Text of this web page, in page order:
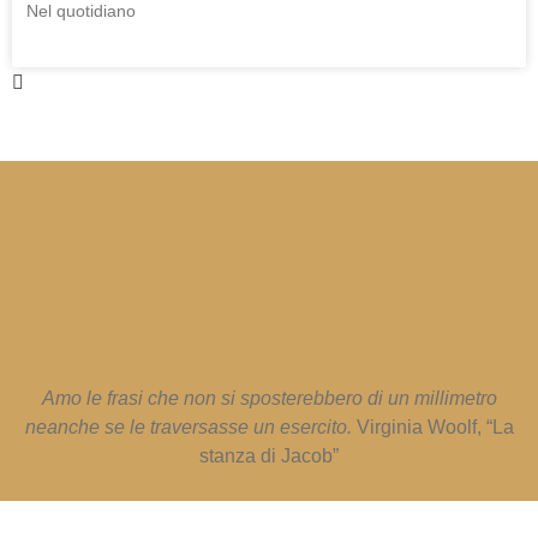
Nel quotidiano
Amo le frasi che non si sposterebbero di un millimetro
neanche se le traversasse un esercito. Virginia Woolf, “La
stanza di Jacob”